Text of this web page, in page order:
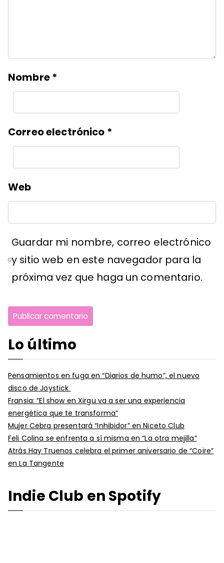
Nombre*
Correo electrónico *
Web
Guardar mi nombre, correo electrónico
y sitio web en este navegador para la
próxima vez que haga un comentario.
Lo último
Pensamientos en fuga en “Diarios de humo”, el nuevo
disco de Joystick
Fransia: “El show en Xirgu va a ser una experiencia
energética que te transforma”
Mujer Cebra presentará “Inhibidor” en Niceto Club
Feli Colina se enfrenta a sí misma en “La otra mejilla”
Atrás Hay Truenos celebra el primer aniversario de “Coire”
en La Tangente
Indie Club en Spotify